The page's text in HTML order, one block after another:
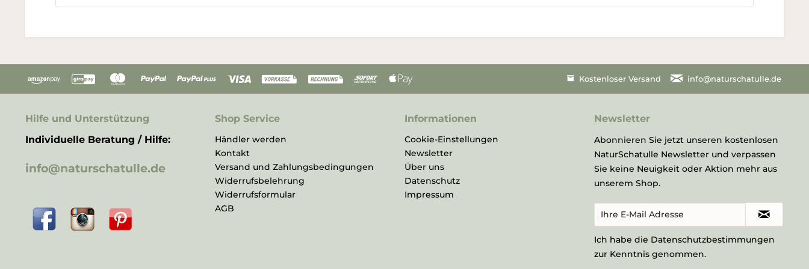
Kostenloser Versand info@naturschatulle.de
Hilfe und Unterstützung
Individuelle Beratung / Hilfe:
info@naturschatulle.de
Shop Service
Händler werden
Kontakt
Versand und Zahlungsbedingungen
Widerrufsbelehrung
Widerrufsformular
AGB
Informationen
Cookie-Einstellungen
Newsletter
Über uns
Datenschutz
Impressum
Newsletter
Abonnieren Sie jetzt unseren kostenlosen
NaturSchatulle Newsletter und verpassen
Sie keine Neuigkeit oder Aktion mehr aus
unserem Shop.
Ich habe die Datenschutzbestimmungen
zur Kenntnis genommen.